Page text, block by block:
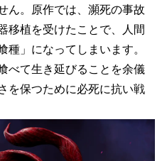
ん。原作では、瀕死の事故
移植を受けたことで、人間
種」になってしまいます。
べて生き延びることを余儀
を保つために必死に抗い戦